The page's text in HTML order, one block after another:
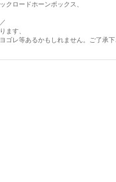
クロードホーンボックス、
ます、
ゴレ等あるかもしれません。ご了承下